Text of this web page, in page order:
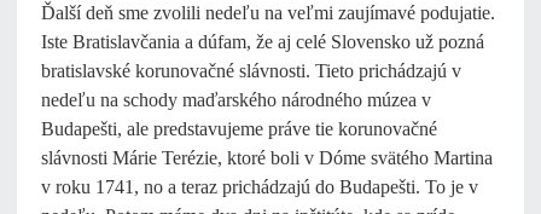
Ďalší deň sme zvolili nedeľu na veľmi zaujímavé podujatie.
Iste Bratislavčania a dúfam, že aj celé Slovensko už pozná
bratislavské korunovačné slávnosti. Tieto prichádzajú v
nedeľu na schody maďarského národného múzea v
Budapešti, ale predstavujeme práve tie korunovačné
slávnosti Márie Terézie, ktoré boli v Dóme svätého Martina
v roku 1741, no a teraz prichádzajú do Budapešti. To je v